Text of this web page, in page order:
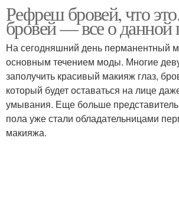
Рефреш бровей, что
бровей — все о данной
На сегодняшний день перманентный
основным течением моды. Многие
заполучить красивый макияж глаз,
который будет оставаться на лице
умывания. Еще больше
пола уже стали обладательницами
макияжа.